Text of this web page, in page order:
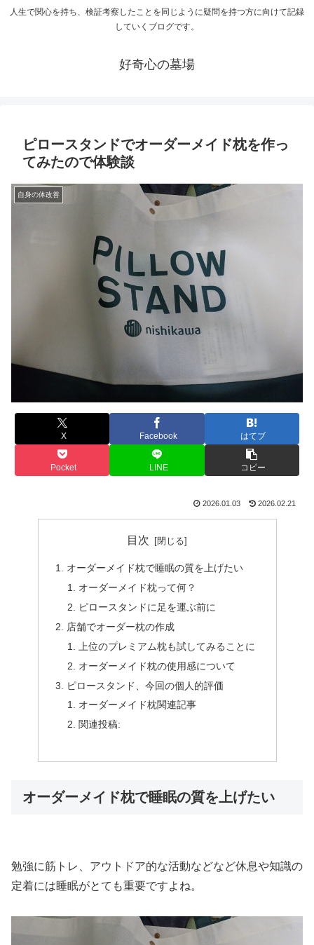
人生で関心を持ち、検証考察したことを同じように疑問を持つ方に向けて記録
していくブログです。
好奇心の墓場
ピロースタンドでオーダーメイド枕を作っ
てみたので体験談
自身の体改善
X Facebook はてブ
Pocket LINE コピー
2026.01.03 2026.02.21
目次
オーダーメイド枕で睡眠の質を上げたい
オーダーメイド枕って何？
ピロースタンドに足を運ぶ前に
店舗でオーダー枕の作成
上位のプレミアム枕も試してみることに
オーダーメイド枕の使用感について
ピロースタンド、今回の個人的評価
オーダーメイド枕関連記事
関連投稿:
オーダーメイド枕で睡眠の質を上げたい
勉強に筋トレ、アウトドア的な活動などなど休息や知識の
定着には睡眠がとても重要ですよね。